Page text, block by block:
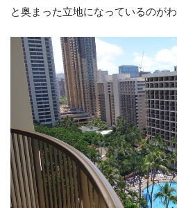
と奥まった立地になっているのがわ